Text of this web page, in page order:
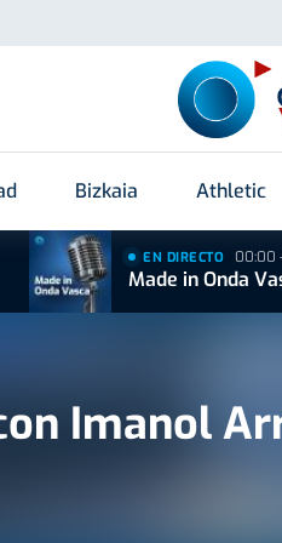
Bizkaia Athletic
EN DIRECTO 00:00
Made in Onda
Imanol